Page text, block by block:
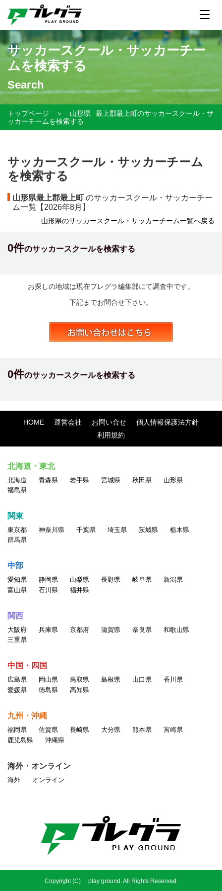
サッカースクール・サッカーチー
ムを検索する
Search
トップページ ＞ 山形県
最上郡最上町のサッカースクール・サ
ッカーチームを検索する
サッカースクール・サッカーチーム
を検索する
山形県最上郡最上町 のサッカースクール・サッカーチー
ム一覧【 2026年8月】
山形県のサッカースクール・サッカーチーム一覧へ戻る
0件のサッカースクールを検索する
お探しの地域は現在プレグラ編集部にて調査中です。
下記までお問合せ下さい。
0件のサッカースクールを検索する
HOME 運営会社 お問い合せ
個人情報保護法方針
利用規約
北海道・東北
北海道 青森県 岩手県 宮城県 秋田県
山形県
福島県
関東
東京都 神奈川県 千葉県 埼玉県 茨城県
栃木県
群馬県
中部
愛知県 静岡県 山梨県 長野県 岐阜県
新潟県
富山県
石川県 福井県
関西
大阪府 兵庫県 京都府 滋賀県 奈良県
和歌山県
三重県
中国・四国
広島県 岡山県 鳥取県 島根県 山口県
香川県
愛媛県
徳島県 高知県
九州・沖縄
福岡県 佐賀県 長崎県 大分県 熊本県
宮崎県
鹿児島県
沖縄県
海外・オンライン
海外 オンライン
Copyright (C) play ground. All Rights Reserved.